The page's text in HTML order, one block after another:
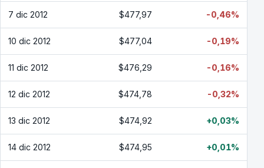
7 dic 2012 $477,97 -0,46%
10 dic 2012 $477,04 -0,19%
11 dic 2012 $476,29 -0,16%
12 dic 2012 $474,78 -0,32%
13 dic 2012 $474,92 +0,03%
14 dic 2012 $474,95 +0,01%